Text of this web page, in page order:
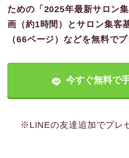
ための「2025年最新サロン
画（約1時間）とサロン集客
（66ページ）などを無料で
今すぐ無料で
※LINEの友達追加でプレ